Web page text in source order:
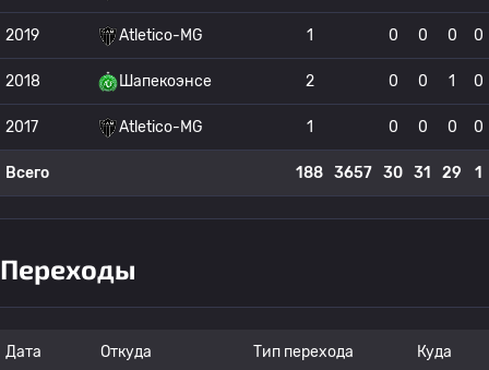
2019 Atletico-MG 1 0 0 0 0
2018 Шапекоэнсе 2 0 0 1 0
2017 Atletico-MG 1 0 0 0 0
Всего 188 3657 30 31 29 1
Переходы
Дата Откуда Тип перехода Куда